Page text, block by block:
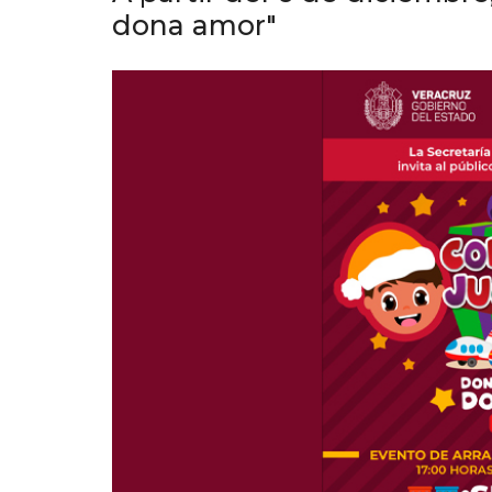
dona amor"